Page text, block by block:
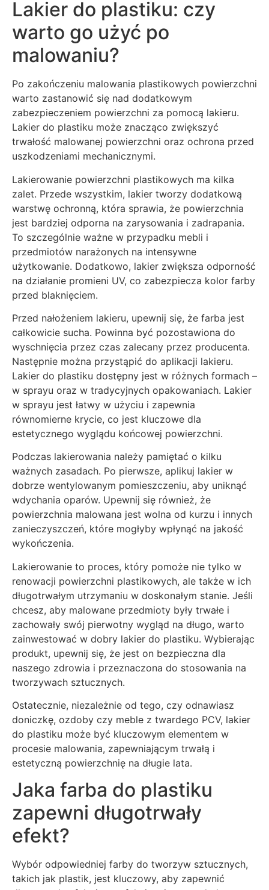
Lakier do plastiku: czy
warto go użyć po
malowaniu?
Po zakończeniu malowania plastikowych powierzchni
warto zastanowić się nad dodatkowym
zabezpieczeniem powierzchni za pomocą lakieru.
Lakier do plastiku może znacząco zwiększyć
trwałość malowanej powierzchni oraz ochrona przed
uszkodzeniami mechanicznymi.
Lakierowanie powierzchni plastikowych ma kilka
zalet. Przede wszystkim, lakier tworzy dodatkową
warstwę ochronną, która sprawia, że powierzchnia
jest bardziej odporna na zarysowania i zadrapania.
To szczególnie ważne w przypadku mebli i
przedmiotów narażonych na intensywne
użytkowanie. Dodatkowo, lakier zwiększa odporność
na działanie promieni UV, co zabezpiecza kolor farby
przed blaknięciem.
Przed nałożeniem lakieru, upewnij się, że farba jest
całkowicie sucha. Powinna być pozostawiona do
wyschnięcia przez czas zalecany przez producenta.
Następnie można przystąpić do aplikacji lakieru.
Lakier do plastiku dostępny jest w różnych formach –
w sprayu oraz w tradycyjnych opakowaniach. Lakier
w sprayu jest łatwy w użyciu i zapewnia
równomierne krycie, co jest kluczowe dla
estetycznego wyglądu końcowej powierzchni.
Podczas lakierowania należy pamiętać o kilku
ważnych zasadach. Po pierwsze, aplikuj lakier w
dobrze wentylowanym pomieszczeniu, aby uniknąć
wdychania oparów. Upewnij się również, że
powierzchnia malowana jest wolna od kurzu i innych
zanieczyszczeń, które mogłyby wpłynąć na jakość
wykończenia.
Lakierowanie to proces, który pomoże nie tylko w
renowacji powierzchni plastikowych, ale także w ich
długotrwałym utrzymaniu w doskonałym stanie. Jeśli
chcesz, aby malowane przedmioty były trwałe i
zachowały swój pierwotny wygląd na długo, warto
zainwestować w dobry lakier do plastiku. Wybierając
produkt, upewnij się, że jest on bezpieczna dla
naszego zdrowia i przeznaczona do stosowania na
tworzywach sztucznych.
Ostatecznie, niezależnie od tego, czy odnawiasz
doniczkę, ozdoby czy meble z twardego PCV, lakier
do plastiku może być kluczowym elementem w
procesie malowania, zapewniającym trwałą i
estetyczną powierzchnię na długie lata.
Jaka farba do plastiku
zapewni długotrwały
efekt?
Wybór odpowiedniej farby do tworzyw sztucznych,
takich jak plastik, jest kluczowy, aby zapewnić